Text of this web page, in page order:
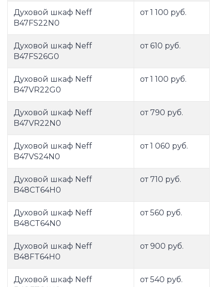
Духовой шкаф Neff
B47FS22N0
от 1 100 руб.
Духовой шкаф Neff
B47FS26G0
от 610 руб.
Духовой шкаф Neff
B47VR22G0
от 1 100 руб.
Духовой шкаф Neff
B47VR22N0
от 790 руб.
Духовой шкаф Neff
B47VS24N0
от 1 060 руб.
Духовой шкаф Neff
B48CT64H0
от 710 руб.
Духовой шкаф Neff
B48CT64N0
от 560 руб.
Духовой шкаф Neff
B48FT64H0
от 900 руб.
Духовой шкаф Neff
от 540 руб.